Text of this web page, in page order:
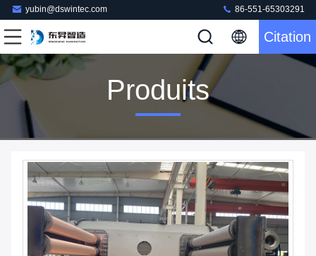
yubin@dswintec.com 86-551-65303291
Citation
Produits